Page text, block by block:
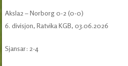
Aksla2 – Norborg 0-2 (0-0)
6. divisjon, Ratvika KGB, 03.06.2026
Sjansar: 2-4